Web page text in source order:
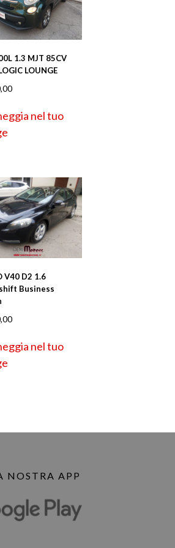
1.3 MJT 85CV
LOUNGE
nel tuo
V40 D2 1.6
Business
nel tuo
NOSTRA APP